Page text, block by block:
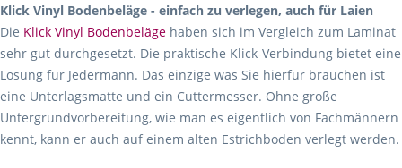
Klick Vinyl Bodenbeläge - einfach zu verlegen, auch für Laien
Die Klick Vinyl Bodenbeläge haben sich im Vergleich zum Laminat
sehr gut durchgesetzt. Die praktische Klick-Verbindung bietet eine
Lösung für Jedermann. Das einzige was Sie hierfür brauchen ist
eine Unterlagsmatte und ein Cuttermesser. Ohne große
Untergrundvorbereitung, wie man es eigentlich von Fachmännern
kennt, kann er auch auf einem alten Estrichboden verlegt werden.